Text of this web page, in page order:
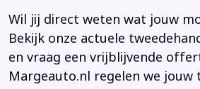
Wil jij direct weten wat jouw
Bekijk onze actuele
en vraag een vrijblijvende
Margeauto.nl regelen we jouw